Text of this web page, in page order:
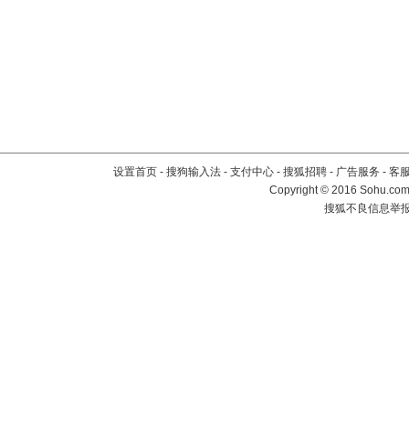
设置首页 - 搜狗输入法 - 支付中心 - 搜狐招聘 - 广告服务 - 客
Copyright©2016
搜狐不良信息举